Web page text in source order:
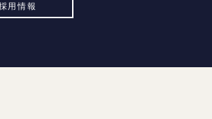
用情報